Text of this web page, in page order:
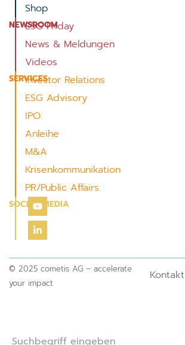
Shop
NEWSROOM
ESG Friday
News & Meldungen
Videos
SERVICES
Investor Relations
ESG Advisory
IPO
Anleihe
M&A
Krisenkommunikation
PR/Public Affairs
SOCIAL MEDIA
© 2025 cometis AG – accelerate
your impact
Kontakt